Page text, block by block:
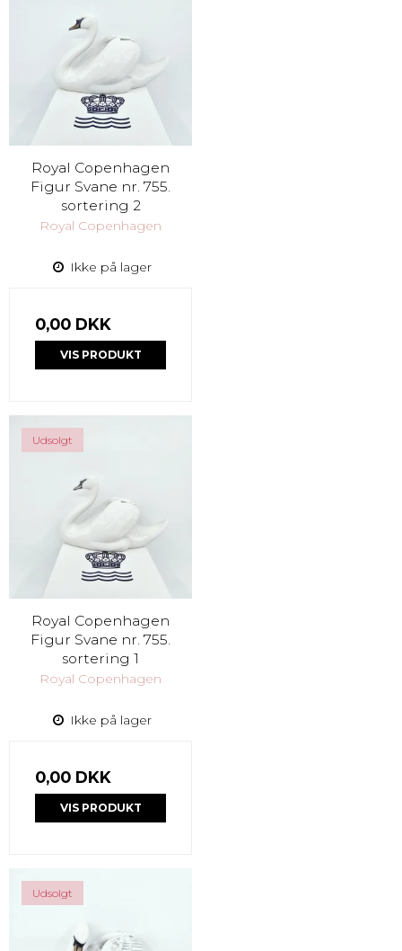
Royal Copenhagen
Figur Svane nr. 755.
sortering 2
Royal Copenhagen
Ikke på lager
0,00 DKK
VIS PRODUKT
Udsolgt
Royal Copenhagen
Figur Svane nr. 755.
sortering 1
Royal Copenhagen
Ikke på lager
0,00 DKK
VIS PRODUKT
Udsolgt